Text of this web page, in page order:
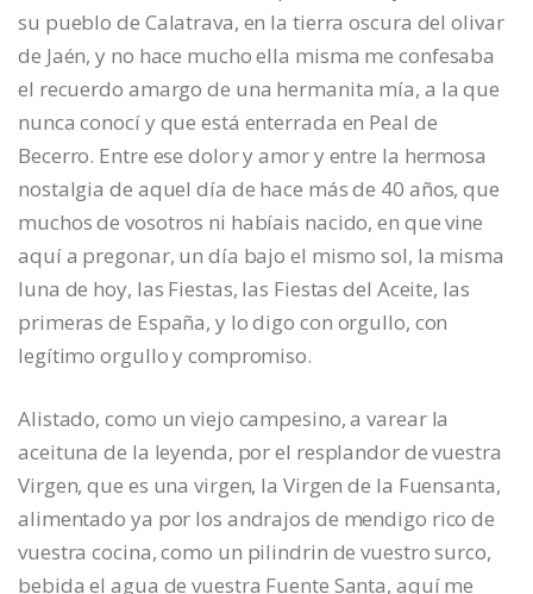
su pueblo de Calatrava, en la tierra oscura del olivar
de Jaén, y no hace mucho ella misma me confesaba
el recuerdo amargo de una hermanita mía, a la que
nunca conocí y que está enterrada en Peal de
Becerro. Entre ese dolor y amor y entre la hermosa
nostalgia de aquel día de hace más de 40 años, que
muchos de vosotros ni habíais nacido, en que vine
aquí a pregonar, un día bajo el mismo sol, la misma
luna de hoy, las Fiestas, las Fiestas del Aceite, las
primeras de España, y lo digo con orgullo, con
legítimo orgullo y compromiso.
Alistado, como un viejo campesino, a varear la
aceituna de la leyenda, por el resplandor de vuestra
Virgen, que es una virgen, la Virgen de la Fuensanta,
alimentado ya por los andrajos de mendigo rico de
vuestra cocina, como un pilindrin de vuestro surco,
bebida el agua de vuestra Fuente Santa, aquí me